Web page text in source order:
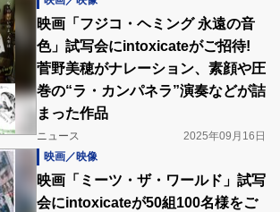
映画「フジコ・ヘミング 永遠の音
色」試写会にintoxicateがご招待!
菅野美穂がナレーション、素顔や圧
巻の“ラ・カンパネラ”演奏などが詰
まった作品
ニュース
2025年09月16日
映画／映像
映画「ミーツ・ザ・ワールド」試写
会にintoxicateが50組100名様をご